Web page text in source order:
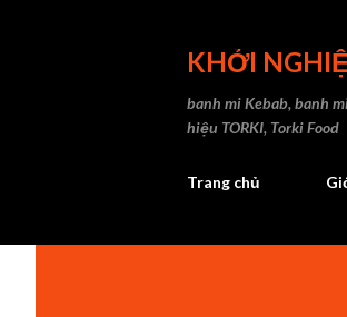
KHỞI
banh mi Kebab, banh
hiệu TORKI, Torki Food
Trang chủ